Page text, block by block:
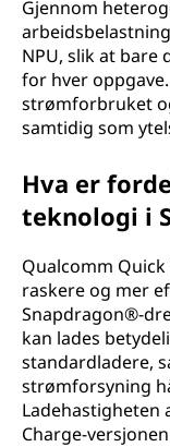
Gjennom
NPU, slik at bare
for hver
strømforbruket
samtidig som
Hva er
teknologi i
Qualcomm
raskere og mer
Snapdragon®-
kan lades
standardladere,
strømforsyning
Ladehastigheten
Charge-